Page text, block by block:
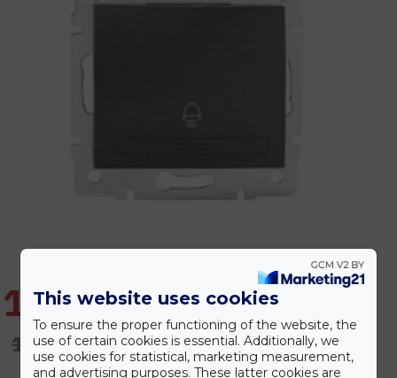
1.502 Ft
1.803 Ft
This website uses cookies
To ensure the proper functioning of the website, the
use of certain cookies is essential. Additionally, we
use cookies for statistical, marketing measurement,
and advertising purposes. These latter cookies are